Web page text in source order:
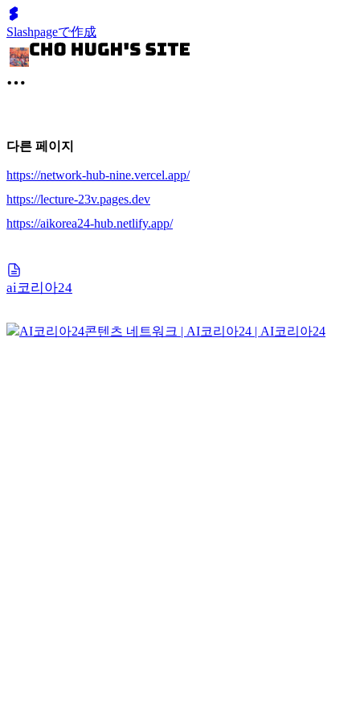
Slashpageで作成
다른 페이지
https://network-hub-nine.vercel.app/
https://lecture-23v.pages.dev
https://aikorea24-hub.netlify.app/
ai코리아24
AI코리아24콘텐츠 네트워크 | AI코리아24 | AI코리아24